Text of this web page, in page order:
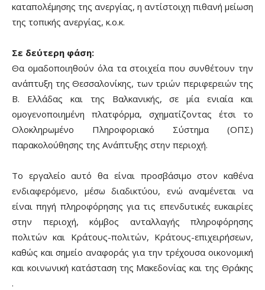
καταπολέμησης της ανεργίας, η αντίστοιχη πιθανή μείωση
της τοπικής ανεργίας, κ.ο.κ.
Σε δεύτερη φάση:
Θα ομαδοποιηθούν όλα τα στοιχεία που συνθέτουν την
ανάπτυξη της Θεσσαλονίκης, των τριών περιφερειών της
Β. Ελλάδας και της Βαλκανικής, σε μία ενιαία και
ομογενοποιημένη πλατφόρμα, σχηματίζοντας έτσι το
Ολοκληρωμένο Πληροφοριακό Σύστημα (ΟΠΣ)
παρακολούθησης της Ανάπτυξης στην περιοχή.
Το εργαλείο αυτό θα είναι προσβάσιμο στον καθένα
ενδιαφερόμενο, μέσω διαδικτύου, ενώ αναμένεται να
είναι πηγή πληροφόρησης για τις επενδυτικές ευκαιρίες
στην περιοχή, κόμβος ανταλλαγής πληροφόρησης
πολιτών και Κράτους-πολιτών, Κράτους-επιχειρήσεων,
καθώς και σημείο αναφοράς για την τρέχουσα οικονομική
και κοινωνική κατάσταση της Μακεδονίας και της Θράκης
.